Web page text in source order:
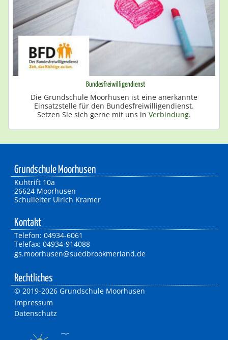
Bundesfreiwilligendienst
Die Grundschule Moorhusen ist eine anerkannte
Einsatzstelle für den Bundesfreiwilligendienst.
Setzen Sie sich gerne mit uns in Verbindung.
Grundschule Moorhusen
Kuhtrift 10a
26624 Moorhusen
Schulleiter Ulrich Kramer
Kontakt
Telefon: 04934-6061
Telefax: 04934-914088
gs.moorhusen@suedbrookmerland.de
Rechtliches
© 2019-2026 Grundschule Moorhusen
Impressum
Datenschutz